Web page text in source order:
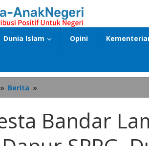
Dunia Islam Opini
» Berita »
Bandar
Resmikan
Dua
Bandar